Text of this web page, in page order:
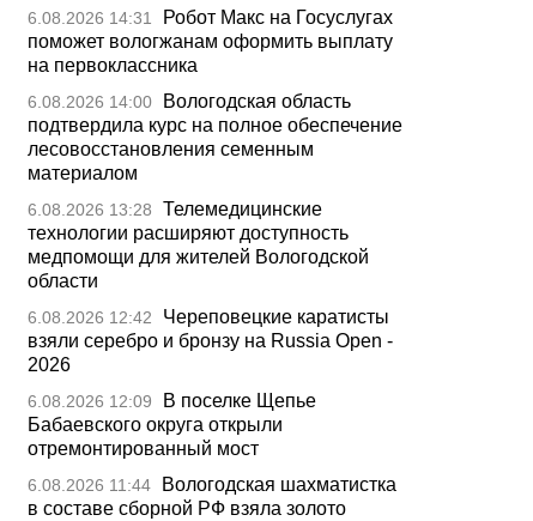
6.08.2026 14:31
Робот Макс на Госуслугах
поможет вологжанам оформить выплату
на первоклассника
6.08.2026 14:00
Вологодская область
подтвердила курс на полное обеспечение
лесовосстановления семенным
материалом
6.08.2026 13:28
Телемедицинские
технологии расширяют доступность
медпомощи для жителей Вологодской
области
6.08.2026 12:42
Череповецкие каратисты
взяли серебро и бронзу на Russia Open -
2026
6.08.2026 12:09
В поселке Щепье
Бабаевского округа открыли
отремонтированный мост
6.08.2026 11:44
Вологодская шахматистка
в составе сборной РФ взяла золото